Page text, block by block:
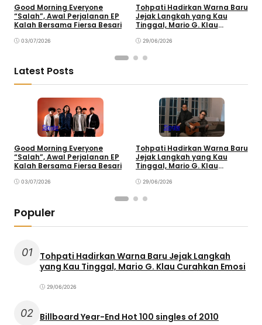
Good Morning Everyone
“Salah”, Awal Perjalanan EP
Kalah Bersama Fiersa Besari
03/07/2026
Tohpati Hadirkan Warna Baru
Jejak Langkah yang Kau
Tinggal, Mario G. Klau
29/06/2026
Latest Posts
Single
Good Morning Everyone
“Salah”, Awal Perjalanan EP
Kalah Bersama Fiersa Besari
03/07/2026
Single
Tohpati Hadirkan Warna Baru
Jejak Langkah yang Kau
Tinggal, Mario G. Klau
29/06/2026
Populer
01
Tohpati Hadirkan Warna Baru Jejak Langkah
yang Kau Tinggal, Mario G. Klau Curahkan Emosi
29/06/2026
02 Billboard Year-End Hot 100 singles of 2010